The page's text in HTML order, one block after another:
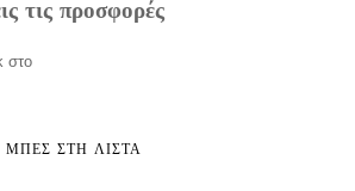
τις προσφορές
στο
ΜΠΕΣ ΣΤΗ ΛΙΣΤΑ